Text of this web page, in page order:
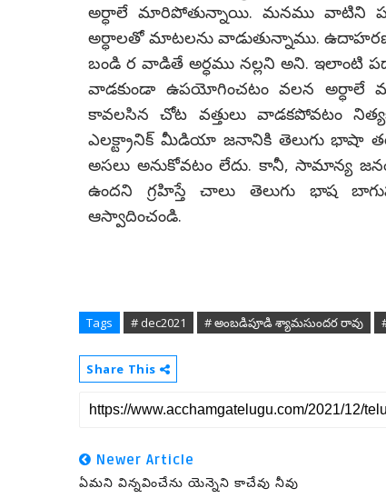
అర్ధాలే మారిపోతున్నాయి. మనము వాటిని
అర్ధాలతో మాటలను వాడుతున్నాము.
బండి ర వాడితే అర్ధము నల్లని అని. ఇలాంటి
వాడకుండా ఉపయోగించటం వలన అర్ధాలే
కావలసిన చోట వత్తులు వాడకపోవటం
ఎలక్ట్రానిక్ మీడియా జనానికి తెలుగు భాషా
అసలు అనుకోవటంలేదు. కానీ, సామాన్య
ఉందని గ్రహిస్తే చాలు తెలుగు భాష
ఆస్వాదించండి.
Tags # dec2021 # అంబడిపూడి శ్యామసుందర రావు
Share This
Newer Article
ఏమని విన్నవించేను యెన్నెని కాచేవు నీవు